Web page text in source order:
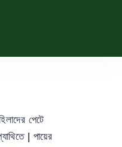
পেটে
| পায়ের